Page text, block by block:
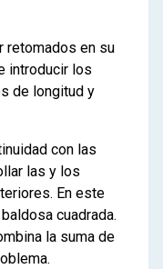
retomados en su
introducir los
de longitud y
con las
las y los
En este
cuadrada.
la suma de